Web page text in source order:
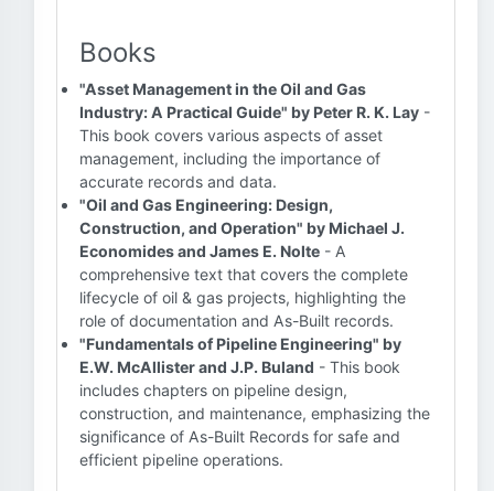
Books
"Asset Management in the Oil and Gas
Industry: A Practical Guide" by Peter R. K. Lay -
This book covers various aspects of asset
management, including the importance of
accurate records and data.
"Oil and Gas Engineering: Design,
Construction, and Operation" by Michael J.
Economides and James E. Nolte - A
comprehensive text that covers the complete
lifecycle of oil & gas projects, highlighting the
role of documentation and As-Built records.
"Fundamentals of Pipeline Engineering" by
E.W. McAllister and J.P. Buland - This book
includes chapters on pipeline design,
construction, and maintenance, emphasizing the
significance of As-Built Records for safe and
efficient pipeline operations.